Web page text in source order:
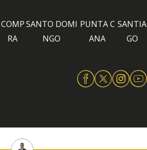
COMP
RA
SANTO DOMI
NGO
PUNTA C
ANA
SANTIA
GO